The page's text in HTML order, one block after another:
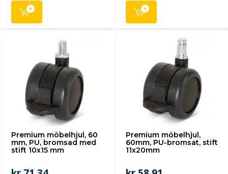
Premium möbelhjul, 60
mm, PU, bromsad med
stift 10x15 mm
Premium möbelhjul,
60mm, PU-bromsat, stift
11x20mm